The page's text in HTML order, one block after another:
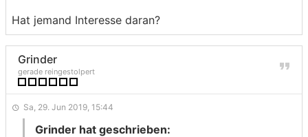
Hat jemand Interesse daran?
Grinder
gerade reingestolpert
Sa, 29. Jun 2019, 15:44
Grinder hat geschrieben: